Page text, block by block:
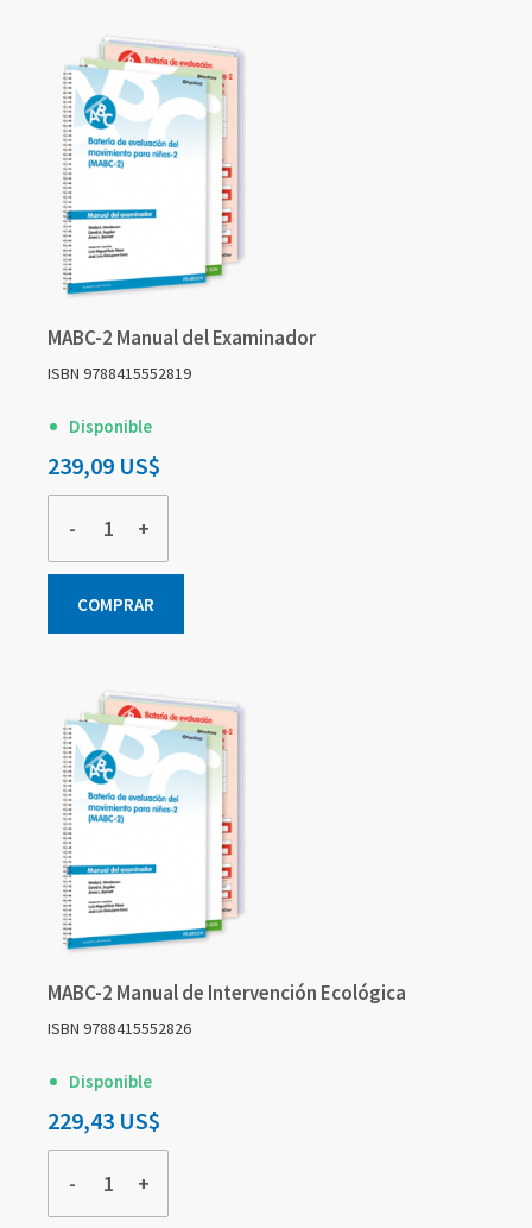
MABC-2 Manual del Examinador
ISBN 9788415552819
Disponible
239,09 US$
- +
COMPRAR
MABC-2 Manual de Intervención Ecológica
ISBN 9788415552826
Disponible
229,43 US$
- +